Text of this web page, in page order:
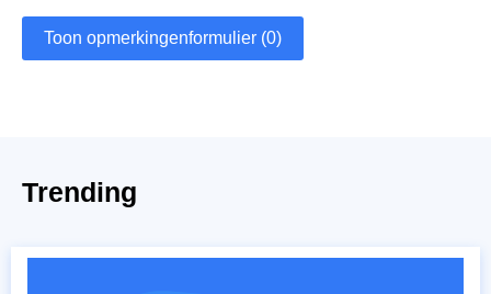
Toon opmerkingenformulier (0)
Trending